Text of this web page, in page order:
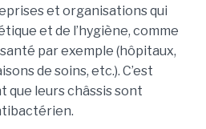
et organisations qui
et de l’hygiène, comme
par exemple (hôpitaux,
de soins, etc.). C’est
que leurs châssis sont